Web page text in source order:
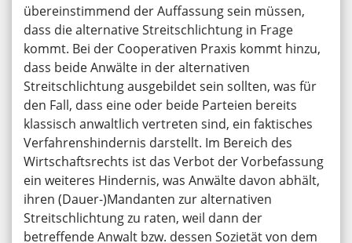
übereinstimmend der Auffassung sein müssen,
dass die alternative Streitschlichtung in Frage
kommt. Bei der Cooperativen Praxis kommt hinzu,
dass beide Anwälte in der alternativen
Streitschlichtung ausgebildet sein sollten, was für
den Fall, dass eine oder beide Parteien bereits
klassisch anwaltlich vertreten sind, ein faktisches
Verfahrenshindernis darstellt. Im Bereich des
Wirtschaftsrechts ist das Verbot der Vorbefassung
ein weiteres Hindernis, was Anwälte davon abhält,
ihren (Dauer-)Mandanten zur alternativen
Streitschlichtung zu raten, weil dann der
betreffende Anwalt bzw. dessen Sozietät von dem